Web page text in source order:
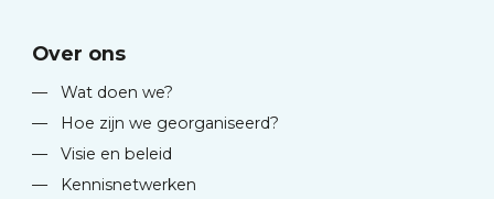
Over ons
—
Wat doen we?
—
Hoe zijn we georganiseerd?
—
Visie en beleid
—
Kennisnetwerken